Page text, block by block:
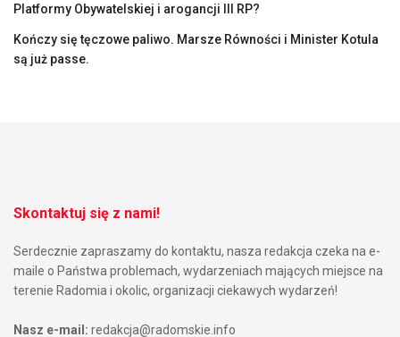
Platformy Obywatelskiej i arogancji III RP?
Kończy się tęczowe paliwo. Marsze Równości i Minister Kotula
są już passe.
Skontaktuj się z nami!
Serdecznie zapraszamy do kontaktu, nasza redakcja czeka na e-
maile o Państwa problemach, wydarzeniach mających miejsce na
terenie Radomia i okolic, organizacji ciekawych wydarzeń!
Nasz e-mail: redakcja@radomskie.info